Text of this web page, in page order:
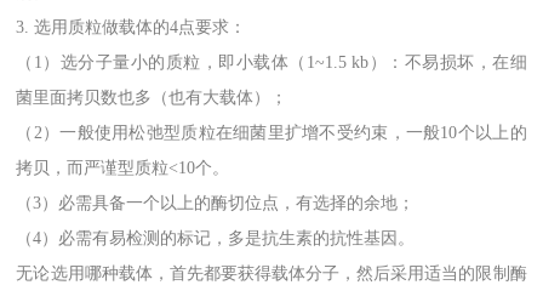
3. 选用质粒做载体的4点要求：
（1）选分子量小的质粒，即小载体（1~1.5 kb）：不易损坏，在细
菌里面拷贝数也多（也有大载体）；
（2）一般使用松弛型质粒在细菌里扩增不受约束，一般10个以上的
拷贝，而严谨型质粒<10个。
（3）必需具备一个以上的酶切位点，有选择的余地；
（4）必需有易检测的标记，多是抗生素的抗性基因。
无论选用哪种载体，首先都要获得载体分子，然后采用适当的限制酶